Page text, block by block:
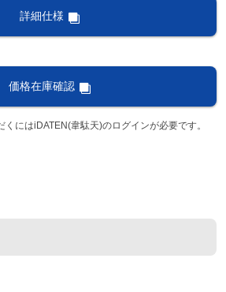
詳細仕様
価格在庫確認
にはiDATEN(韋駄天)のログインが必要です。